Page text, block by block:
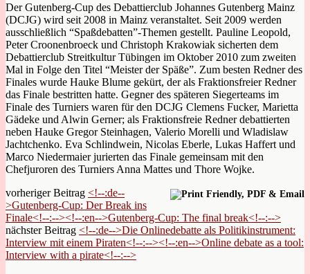
Der Gutenberg-Cup des Debattierclub Johannes Gutenberg Mainz
(DCJG) wird seit 2008 in Mainz veranstaltet. Seit 2009 werden
ausschließlich “Spaßdebatten”-Themen gestellt. Pauline Leopold,
Peter Croonenbroeck und Christoph Krakowiak sicherten dem
Debattierclub Streitkultur Tübingen im Oktober 2010 zum zweiten
Mal in Folge den Titel “Meister der Späße”. Zum besten Redner des
Finales wurde Hauke Blume gekürt, der als Fraktionsfreier Redner
das Finale bestritten hatte. Gegner des späteren Siegerteams im
Finale des Turniers waren für den DCJG Clemens Fucker, Marietta
Gädeke und Alwin Gerner; als Fraktionsfreie Redner debattierten
neben Hauke Gregor Steinhagen, Valerio Morelli und Wladislaw
Jachtchenko. Eva Schlindwein, Nicolas Eberle, Lukas Haffert und
Marco Niedermaier jurierten das Finale gemeinsam mit den
Chefjuroren des Turniers Anna Mattes und Thore Wojke.
vorheriger Beitrag <!--:de--
>Gutenberg-Cup: Der Break ins
Finale<!--:--><!--:en-->Gutenberg-Cup: The final break<!--:-->
nächster Beitrag <!--:de-->Die Onlinedebatte als Politikinstrument:
Interview mit einem Piraten<!--:--><!--:en-->Online debate as a tool:
Interview with a pirate<!--:-->